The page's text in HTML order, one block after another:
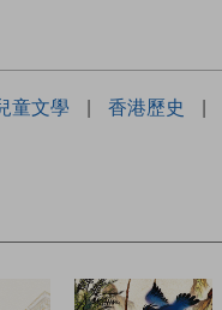
童文學 | 香港歷史 |